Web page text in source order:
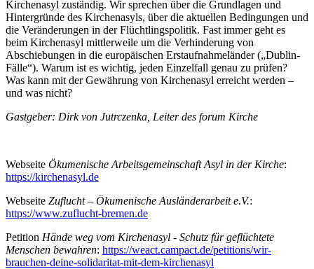
Kirchenasyl zuständig. Wir sprechen über die Grundlagen und
Hintergründe des Kirchenasyls, über die aktuellen Bedingungen und
die Veränderungen in der Flüchtlingspolitik. Fast immer geht es
beim Kirchenasyl mittlerweile um die Verhinderung von
Abschiebungen in die europäischen Erstaufnahmeländer („Dublin-
Fälle“). Warum ist es wichtig, jeden Einzelfall genau zu prüfen?
Was kann mit der Gewährung von Kirchenasyl erreicht werden –
und was nicht?
Gastgeber: Dirk von Jutrczenka, Leiter des forum Kirche
Webseite Ökumenische Arbeitsgemeinschaft Asyl in der Kirche:
https://kirchenasyl.de
Webseite Zuflucht – Ökumenische Ausländerarbeit e.V.:
https://www.zuflucht-bremen.de
Petition Hände weg vom Kirchenasyl - Schutz für geflüchtete
Menschen bewahren: https://weact.campact.de/petitions/wir-
brauchen-deine-solidaritat-mit-dem-kirchenasyl